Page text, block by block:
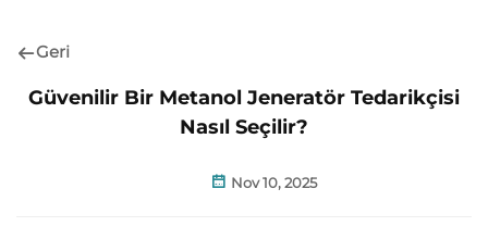
Geri
Güvenilir Bir Metanol Jeneratör Tedarikçisi
Nasıl Seçilir?
Nov 10, 2025